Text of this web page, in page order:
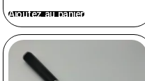
Ajoutez au panier